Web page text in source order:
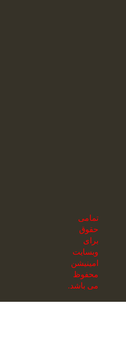
تمامی
حقوق
برای
وبسایت
امینیشن
محفوظ
می باشد.